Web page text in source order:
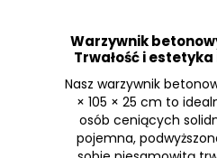
Warzywnik
Trwałość i
Nasz warzywnik
× 105 × 25 cm to
osób ceniących
pojemna,